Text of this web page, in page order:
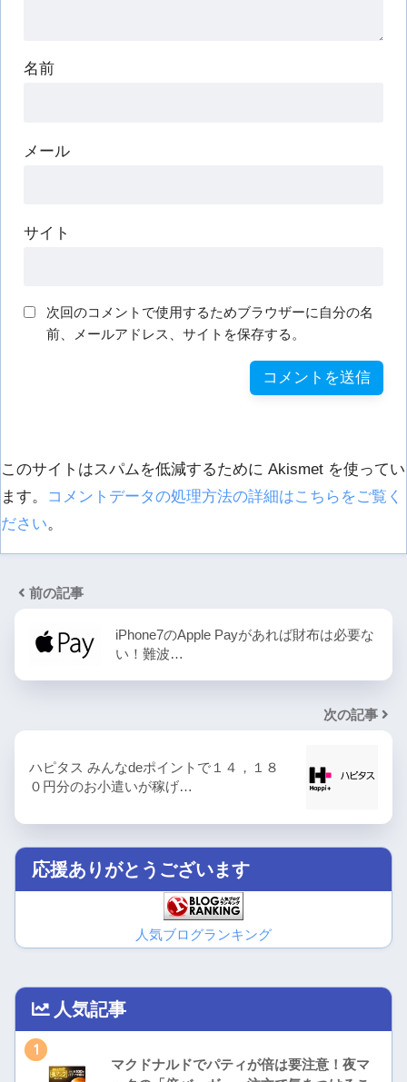
名前
メール
サイト
次回のコメントで使用するためブラウザーに自分の名
前、メールアドレス、サイトを保存する。
このサイトはスパムを低減するために Akismet を使ってい
ます。
コメントデータの処理方法の詳細はこちらをご覧く
ださい。
前の記事
iPhone7のApple Payがあれば財布は必要な
い！難波…
次の記事
ハピタス みんなdeポイントで１４，１８
０円分のお小遣いが稼げ…
応援ありがとうございます
人気ブログランキング
人気記事
1
マクドナルドでパティが倍は要注意！夜マ